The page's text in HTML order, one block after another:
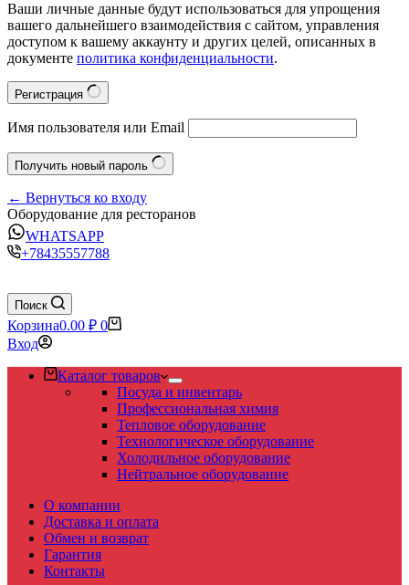
Ваши личные данные будут использоваться для упрощения
вашего дальнейшего взаимодействия с сайтом, управления
доступом к вашему аккаунту и других целей, описанных в
документе политика конфиденциальности.
Регистрация
Имя пользователя или Email
Получить новый пароль
← Вернуться ко входу
Оборудование для ресторанов
WHATSAPP
+78435557788
Поиск
Корзина0.00 ₽ 0
Вход
Каталог товаров
Посуда и инвентарь
Профессиональная химия
Тепловое оборудование
Технологическое оборудование
Холодильное оборудование
Нейтральное оборудование
О компании
Доставка и оплата
Обмен и возврат
Гарантия
Контакты